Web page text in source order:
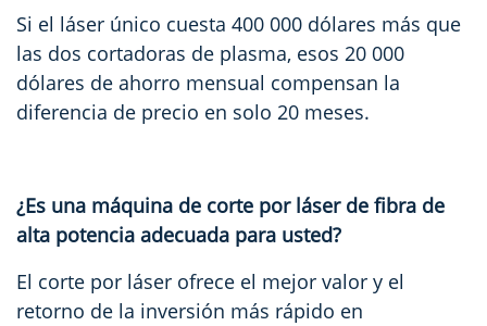
Si el láser único cuesta 400 000 dólares más que
las dos cortadoras de plasma, esos 20 000
dólares de ahorro mensual compensan la
diferencia de precio en solo 20 meses.
¿Es una máquina de corte por láser de fibra de
alta potencia adecuada para usted?
El corte por láser ofrece el mejor valor y el
retorno de la inversión más rápido en